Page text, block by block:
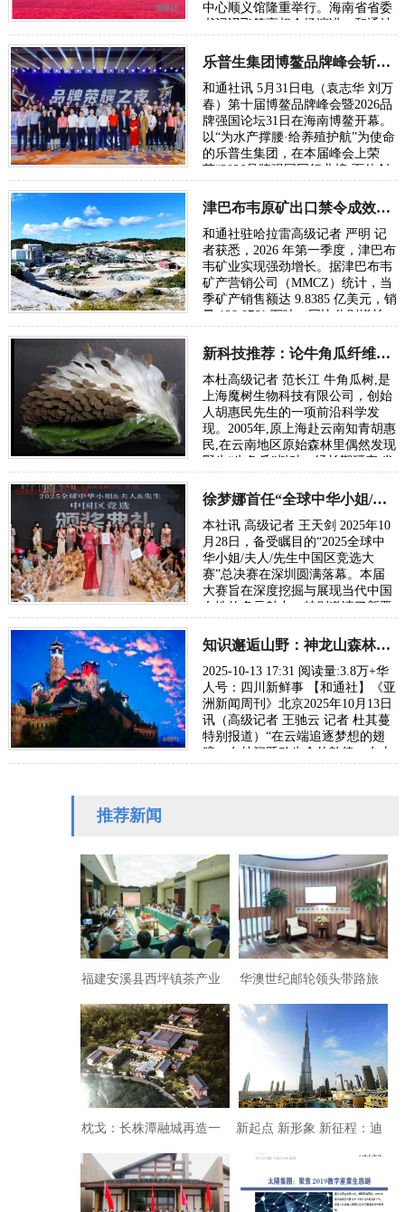
中心顺义馆隆重举行。海南省省委
书记冯飞等亮相会场演讲，和通社
解，这…
乐普生集团博鳌品牌峰会斩获双项大奖
和通社讯 5月31日电（袁志华 刘万
春）第十届博鳌品牌峰会暨2026品
牌强国论坛31日在海南博鳌开幕。
以“为水产撑腰·给养殖护航”为使命
的乐普生集团，在本届峰会上荣
获“2026品牌强国同行业榜·百佳创
长申学强…
津巴布韦原矿出口禁令成效显著，矿业一季度强劲增长
和通社驻哈拉雷高级记者 严明 记
者获悉，2026 年第一季度，津巴布
韦矿业实现强劲增长。据津巴布韦
矿产营销公司（MMCZ）统计，当
季矿产销售额达 9.8385 亿美元，销
量 128.8761 万吨，同比分别增长
35 亿美…
新科技推荐：论牛角瓜纤维纺织产业创建与纺织新格局趋势
本杜高级记者 范长江 牛角瓜树,是
上海魔树生物科技有限公司，创始
人胡惠民先生的一项前沿科学发
现。2005年,原上海赴云南知青胡惠
民,在云南地区原始森林里偶然发现
野生“牛角瓜”树种。经长期研究,发
尚未被…
徐梦娜首任“全球中华小姐/夫人/先生”中国区冠军评委
本社讯 高级记者 王天剑 2025年10
月28日，备受瞩目的“2025全球中
华小姐/夫人/先生中国区竞选大
赛”总决赛在深圳圆满落幕。本届
大赛旨在深度挖掘与展现当代中国
女性的多元魅力，特别邀请了新晋
网络总决赛”…
知识邂逅山野：神龙山森林课堂掀起教育变革
2025-10-13 17:31 阅读量:3.8万+华
人号：四川新鲜事 【和通社】《亚
洲新闻周刊》北京2025年10月13日
讯（高级记者 王驰云 记者 杜其蔓
特别报道）“在云端追逐梦想的翅
膀、在林间跃动生命的韵律、在山
推荐新闻
福建安溪县西坪镇茶产业
专题推介会在京隆重举办
华澳世纪邮轮领头带路旅
游
枕戈：长株潭融城再造一
山水洲城一座书院
新起点 新形象 新征程：迪